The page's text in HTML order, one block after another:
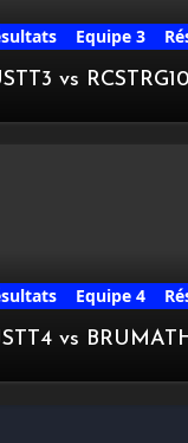
Equipe 3
vs
Equipe 4
vs